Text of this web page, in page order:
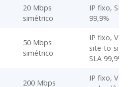
20 Mbps
simétrico
IP fixo, SLA
99,9%
50 Mbps
simétrico
IP fixo, VPN
site-to-site,
SLA 99,9%
200 Mbps
IP fixo,